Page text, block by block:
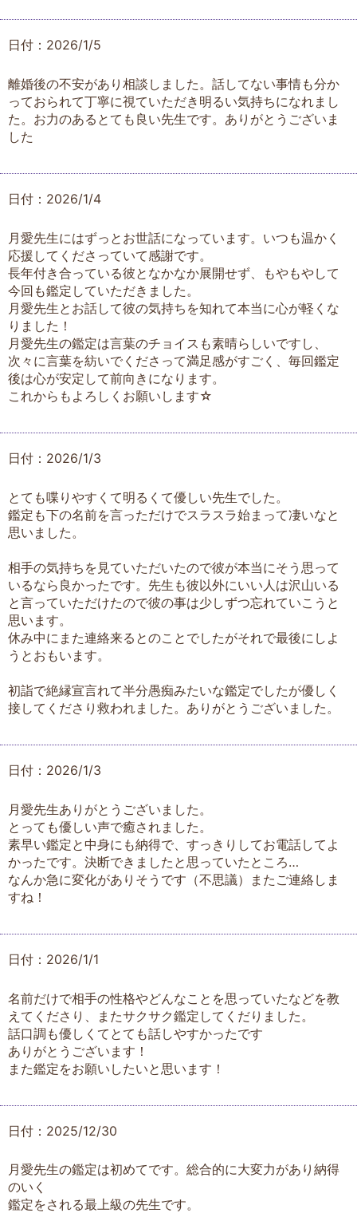
日付：2026/1/5
離婚後の不安があり相談しました。話してない事情も分か
っておられて丁寧に視ていただき明るい気持ちになれまし
た。お力のあるとても良い先生です。ありがとうございま
した
日付：2026/1/4
月愛先生にはずっとお世話になっています。いつも温かく
応援してくださっていて感謝です。
長年付き合っている彼となかなか展開せず、もやもやして
今回も鑑定していただきました。
月愛先生とお話して彼の気持ちを知れて本当に心が軽くな
りました！
月愛先生の鑑定は言葉のチョイスも素晴らしいですし、
次々に言葉を紡いでくださって満足感がすごく、毎回鑑定
後は心が安定して前向きになります。
これからもよろしくお願いします☆
日付：2026/1/3
とても喋りやすくて明るくて優しい先生でした。
鑑定も下の名前を言っただけでスラスラ始まって凄いなと
思いました。
相手の気持ちを見ていただいたので彼が本当にそう思って
いるなら良かったです。先生も彼以外にいい人は沢山いる
と言っていただけたので彼の事は少しずつ忘れていこうと
思います。
休み中にまた連絡来るとのことでしたがそれで最後にしよ
うとおもいます。
初詣で絶縁宣言れて半分愚痴みたいな鑑定でしたが優しく
接してくださり救われました。ありがとうございました。
日付：2026/1/3
月愛先生ありがとうございました。
とっても優しい声で癒されました。
素早い鑑定と中身にも納得で、すっきりしてお電話してよ
かったです。決断できましたと思っていたところ…
なんか急に変化がありそうです（不思議）またご連絡しま
すね！
日付：2026/1/1
名前だけで相手の性格やどんなことを思っていたなどを教
えてくださり、またサクサク鑑定してくだりました。
話口調も優しくてとても話しやすかったです
ありがとうございます！
また鑑定をお願いしたいと思います！
日付：2025/12/30
月愛先生の鑑定は初めてです。総合的に大変力があり納得
のいく
鑑定をされる最上級の先生です。